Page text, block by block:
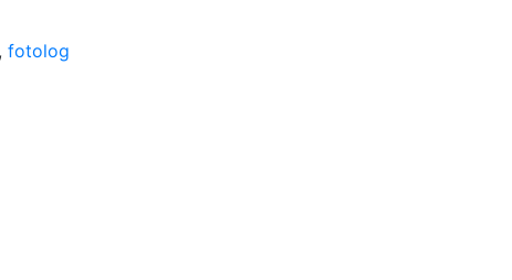
, fotolog